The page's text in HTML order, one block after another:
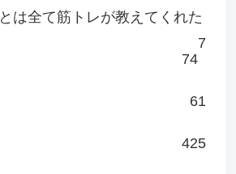
は全て筋トレが教えてくれた
7
74
61
425